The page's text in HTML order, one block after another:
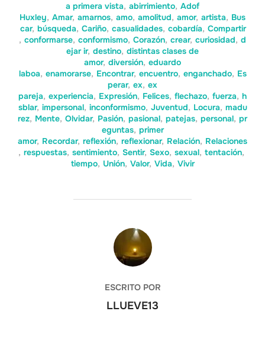
a primera vista, abirrimiento, Adof
Huxley, Amar, amarnos, amo, amolitud, amor, artista, Bus
car, búsqueda, Cariño, casualidades, cobardía, Compartir
, conformarse, conformismo, Corazón, crear, curiosidad, d
ejar ir, destino, distintas clases de
amor, diversión, eduardo
laboa, enamorarse, Encontrar, encuentro, enganchado, Es
perar, ex, ex
pareja, experiencia, Expresión, Felices, flechazo, fuerza, h
sblar, impersonal, inconformismo, Juventud, Locura, madu
rez, Mente, Olvidar, Pasión, pasional, patejas, personal, pr
eguntas, primer
amor, Recordar, reflexión, reflexionar, Relación, Relaciones
, respuestas, sentimiento, Sentir, Sexo, sexual, tentación,
tiempo, Unión, Valor, Vida, Vivir
AUTOR DE LA ENTRADA
ESCRITO POR
LLUEVE13